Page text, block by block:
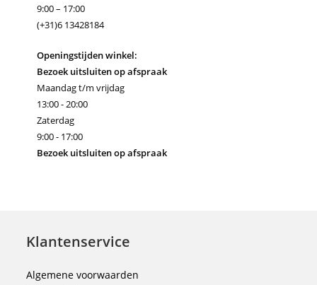
9:00 – 17:00
(+31)6 13428184
Openingstijden winkel:
Bezoek uitsluiten op afspraak
Maandag t/m vrijdag
13:00 - 20:00
Zaterdag
9:00 - 17:00
Bezoek uitsluiten op afspraak
Klantenservice
Algemene voorwaarden